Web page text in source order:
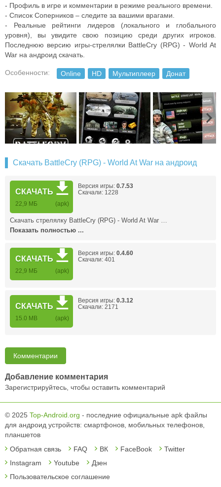
- Профиль в игре и комментарии в режиме реального времени.
- Список Соперников – следите за вашими врагами.
- Реальные рейтинги лидеров (локального и глобального
уровня), вы увидите свою позицию среди других игроков.
Последнюю версию игры-стрелялки BattleCry (RPG) - World At
War на андроид скачать.
Особенности: Online HD Мультиплеер Донат
Скачать BattleCry (RPG) - World At War на андроид
СКАЧАТЬ
22,9 МБ (apk)
Версия игры: 0.7.53
Скачали: 1228
Скачать стрелялку BattleCry (RPG) - World At War …
Показать полностью ...
СКАЧАТЬ
22,9 МБ (apk)
Версия игры: 0.4.60
Скачали: 401
СКАЧАТЬ
15.0 MB (apk)
Версия игры: 0.3.12
Скачали: 2171
Комментарии
Добавление комментария
Зарегистрируйтесь, чтобы оставить комментарий
© 2025 Top-Android.org - последние официальные apk файлы
для андроид устройств: смартфонов, мобильных телефонов,
планшетов
Обратная связь
FAQ ВК FaceBook
Twitter
Instagram
Youtube
Дзен
Пользовательское соглашение